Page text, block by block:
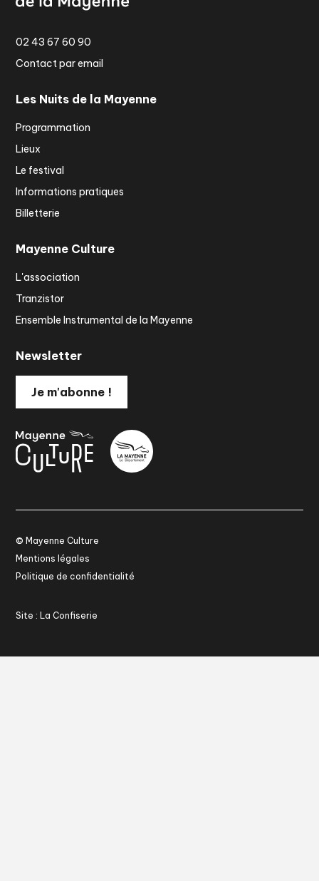
02 43 67 60 90
Contact par email
Les Nuits de la Mayenne
Programmation
Lieux
Le festival
Informations pratiques
Billetterie
Mayenne Culture
L'association
Tranzistor
Ensemble Instrumental de la Mayenne
Newsletter
Je m'abonne !
© Mayenne Culture
Mentions légales
Politique de confidentialité
Site : La Confiserie